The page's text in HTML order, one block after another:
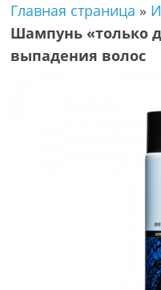
Главная страница »
Шампунь «только
выпадения волос